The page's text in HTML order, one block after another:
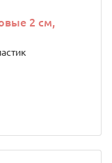
2 см,